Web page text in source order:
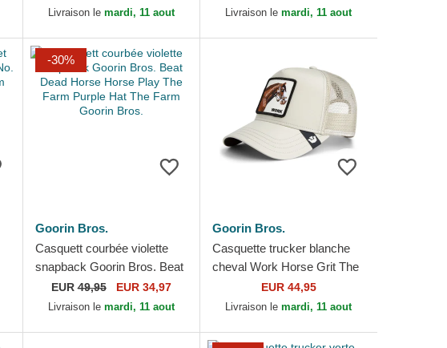
Livraison le mardi, 11 aout Livraison lemardi, 11 aout
-30%
Goorin Bros.
Casquett courbée violette
snapback Goorin Bros. Beat
Dead Horse Horse Play The
Farm Purple Hat...
EUR49,95 EUR 34,97
Livraison le mardi, 11 aout
Goorin Bros.
Casquette trucker blanche
cheval Work Horse Grit The
Farm Goorin Bros.
EUR 44,95
Livraison lemardi, 11 aout